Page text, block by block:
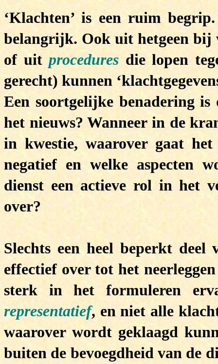
‘Klachten’ is een ruim
belangrijk. Ook uit hetgeen bij
of uitprocedures die lopen
gerecht) kunnen
Een soortgelijke benadering
het nieuws? Wanneer in de
in kwestie, waarover gaat
negatief en welke aspecten
dienst een actieve rol in het
over?
Slechts een heel beperkt
effectief over tot het
sterk in het formuleren
representatief, en niet alle
waarover wordt geklaagd
buiten de bevoegdheid van de